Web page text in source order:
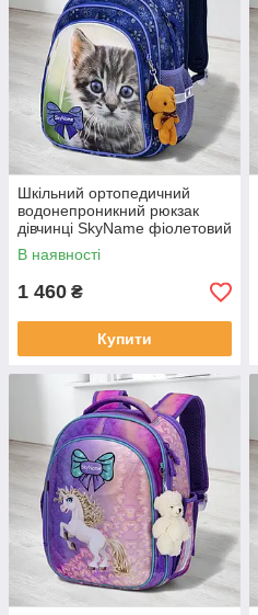
Шкільний ортопедичний
водонепроникний рюкзак
дівчинці SkyName фіолетовий
з котиком Нейлоновий
дівчачий портфель для
В наявності
1 460 ₴
Купити